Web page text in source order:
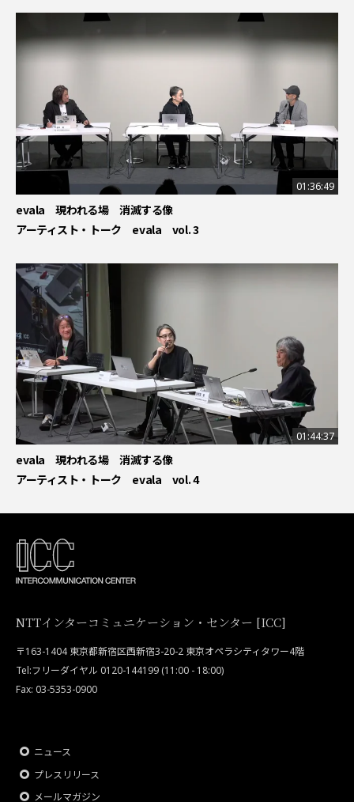
01:36:49
evala 現われる場 消滅する像
アーティスト・トーク evala vol. 3
01:44:37
evala 現われる場 消滅する像
アーティスト・トーク evala vol. 4
NTTインターコミュニケーション・センター [ICC]
〒163-1404 東京都新宿区西新宿3-20-2 東京オペラシティタワー4階
Tel:フリーダイヤル 0120-144199 (11:00 - 18:00)
Fax: 03-5353-0900
ニュース
プレスリリース
メールマガジン